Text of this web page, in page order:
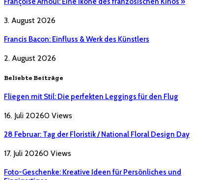
3. August 2026
Francis Bacon: Einfluss & Werk des Künstlers
2. August 2026
Beliebte Beiträge
Fliegen mit Stil: Die perfekten Leggings für den Flug
16. Juli 20260 Views
28 Februar: Tag der Floristik / National Floral Design Day
17. Juli 20260 Views
Foto-Geschenke: Kreative Ideen für Persönliches und